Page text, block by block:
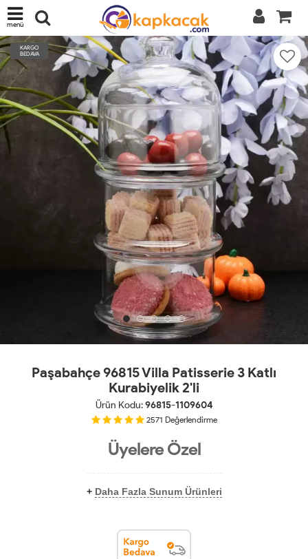
menü
KARGO
BEDAVA
Paşabahçe 96815 Villa Patisserie 3 Katlı
Kurabiyelik 2'li
Ürün Kodu:96815-1109604
2571 Değerlendirme
Üyelere Özel
+ Daha Fazla Sunum Ürünleri